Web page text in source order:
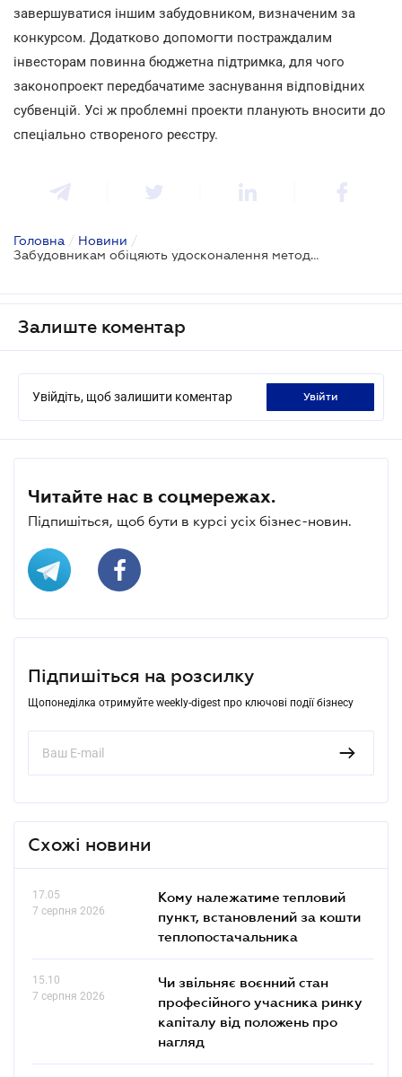
завершуватися іншим забудовником, визначеним за
конкурсом. Додатково допомогти постраждалим
інвесторам повинна бюджетна підтримка, для чого
законопроект передбачатиме заснування відповідних
субвенцій. Усі ж проблемні проекти планують вносити до
спеціально створеного реєстру.
Головна / Новини /
Забудовникам обіцяють удосконалення методів боротьби з довгобудами
Залиште коментар
Увійдіть, щоб залишити коментар увійти
Читайте нас в соцмережах.
Підпишіться, щоб бути в курсі усіх бізнес-новин.
Підпишіться на розсилку
Щопонеділка отримуйте weekly-digest про ключові події бізнесу
Схожі новини
17.05
7 серпня 2026
Кому належатиме тепловий
пункт, встановлений за кошти
теплопостачальника
15.10
7 серпня 2026
Чи звільняє воєнний стан
професійного учасника ринку
капіталу від положень про
нагляд